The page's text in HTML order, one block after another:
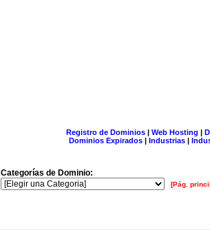
Registro de Dominios| Web Hosting |
Dominios Expirados | Industrias |
Categorías de Dominio:
[Pág.